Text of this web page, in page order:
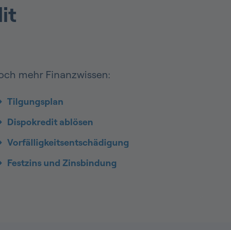
mehr Finanzwissen:
Tilgungsplan
Dispokredit ablösen
Vorfälligkeitsentschädigung
Festzins und Zinsbindung